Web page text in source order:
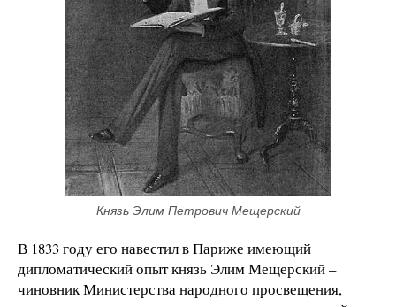
Князь Элим Петрович Мещерский
В 1833 году его навестил в Париже имеющий
дипломатический опыт князь Элим Мещерский –
чиновник Министерства народного просвещения,